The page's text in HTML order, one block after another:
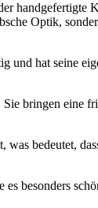
handgefertigte
Optik,⁣
und ⁢hat seine
bringen eine
bedeutet,
besonders